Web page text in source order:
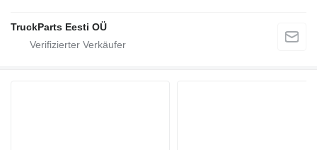
TruckParts Eesti OÜ